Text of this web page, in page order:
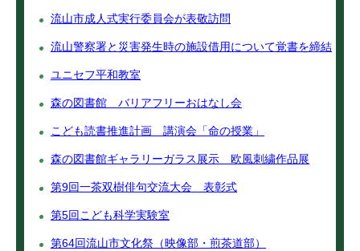
流山市成人式実行委員会が表敬訪問
流山警察署と災害発生時の施設借用について覚書を締結
ユニセフ平和教室
森の図書館 バリアフリーおはなし会
こども読書推進計画 講演会「命の授業」
森の図書館ギャラリーガラス展示 欧風刺繍作品展
第9回一茶双樹俳句交流大会 表彰式
第5回こども科学実験室
第64回流山市文化祭（映像部・煎茶道部）